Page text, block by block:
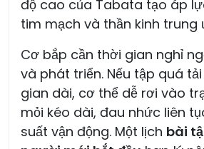
độ cao của Tabata tạo áp
tim mạch và thần kinh trung
Cơ bắp cần thời gian nghỉ
và phát triển. Nếu tập quá
gian dài, cơ thể dễ rơi vào
mỏi kéo dài, đau nhức liên
suất vận động. Một lịch bài